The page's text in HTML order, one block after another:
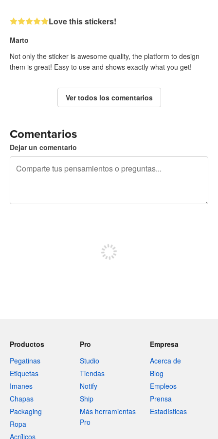
Love this stickers!
Marto
Not only the sticker is awesome quality, the platform to design
them is great! Easy to use and shows exactly what you get!
Ver todos los comentarios
Comentarios
Dejar un comentario
Productos
Pegatinas
Etiquetas
Imanes
Chapas
Packaging
Ropa
Acrílicos
Pro
Studio
Tiendas
Notify
Ship
Más herramientas
Pro
Empresa
Acerca de
Blog
Empleos
Prensa
Estadísticas